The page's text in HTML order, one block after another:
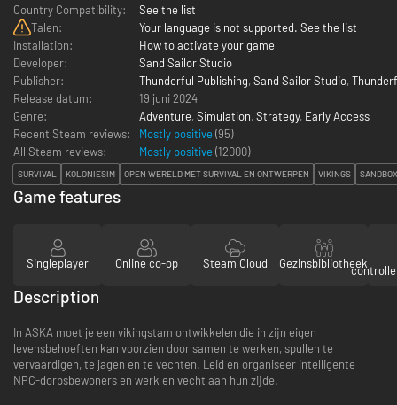
Country Compatibility:
See the list
Talen:
Your language is not supported. See the list
Installation:
How to activate your game
Developer:
Sand Sailor Studio
Publisher:
Thunderful Publishing, Sand Sailor Studio,
Release datum:
19 juni 2024
Genre:
Adventure, Simulation, Strategy, Early Access
Recent Steam reviews:
Mostly positive (95)
All Steam reviews:
Mostly positive (12000)
SURVIVAL KOLONIESIM OPEN WERELD MET SURVIVAL EN ONTWERPEN VIKINGS SANDBOX
Game features
Singleplayer Online co-op Steam Cloud Gezinsbibliotheek
Description
In ASKA moet je een vikingstam ontwikkelen die in zijn eigen
levensbehoeften kan voorzien door samen te werken, spullen te
vervaardigen, te jagen en te vechten. Leid en organiseer intelligente
NPC-dorpsbewoners en werk en vecht aan hun zijde.